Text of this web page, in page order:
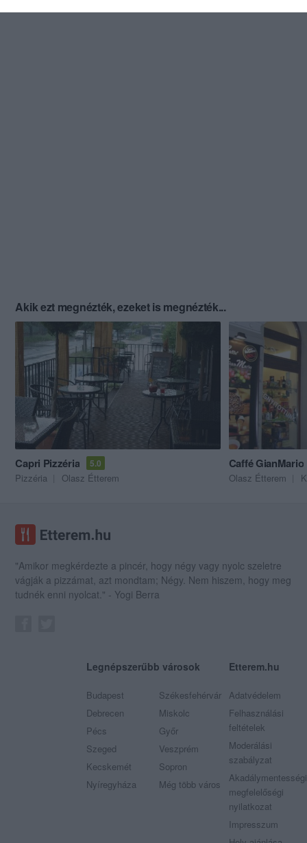
Akik ezt megnézték, ezeket is megnézték...
Capri Pizzéria 5.0
Pizzéria Olasz Étterem
Caffé GianMario
Olasz Étterem
"Amikor megkérdezte a pincér, hogy négy vagy nyolc szeletre
vágják a pizzámat, azt mondtam; Négy. Nem hiszem, hogy meg
tudnék enni nyolcat." - Yogi Berra
Legnépszerűbb városok
Budapest
Debrecen
Pécs
Szeged
Kecskemét
Nyíregyháza
Székesfehérvár
Miskolc
Győr
Veszprém
Sopron
Még több város
Etterem.hu
Adatvédelem
Felhasználási
feltételek
Moderálási
szabályzat
Akadálymentességi
megfelelőségi
nyilatkozat
Impresszum